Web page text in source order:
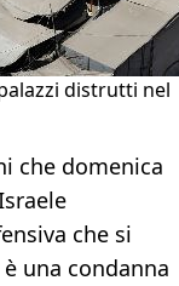
distrutti nel
che domenica
che si
una condanna